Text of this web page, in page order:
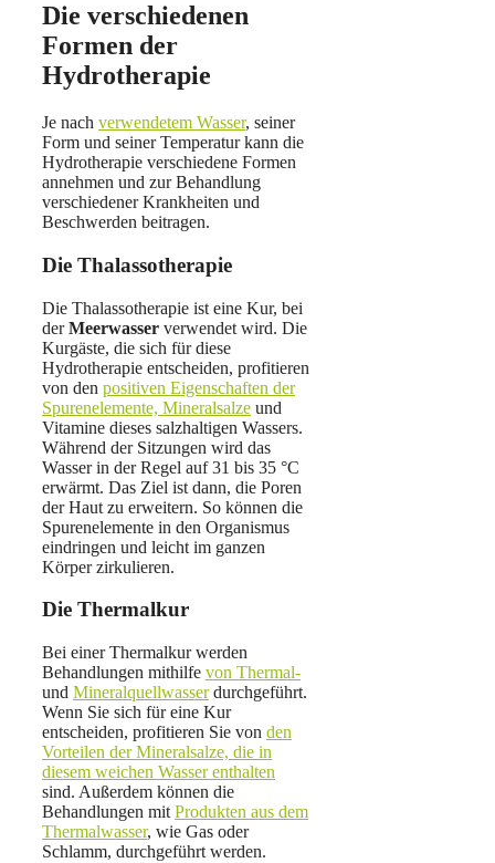
Die verschiedenen
Formen der
Hydrotherapie
Je nach verwendetem Wasser, seiner
Form und seiner Temperatur kann die
Hydrotherapie verschiedene Formen
annehmen und zur Behandlung
verschiedener Krankheiten und
Beschwerden beitragen.
Die Thalassotherapie
Die Thalassotherapie ist eine Kur, bei
derMeerwasser verwendet wird. Die
Kurgäste, die sich für diese
Hydrotherapie entscheiden, profitieren
von den positiven Eigenschaften der
Spurenelemente, Mineralsalze und
Vitamine dieses salzhaltigen Wassers.
Während der Sitzungen wird das
Wasser in der Regel auf 31 bis 35 °C
erwärmt. Das Ziel ist dann, die Poren
der Haut zu erweitern. So können die
Spurenelemente in den Organismus
eindringen und leicht im ganzen
Körper zirkulieren.
Die Thermalkur
Bei einer Thermalkur werden
Behandlungen mithilfe von Thermal-
und Mineralquellwasserdurchgeführt.
Wenn Sie sich für eine Kur
entscheiden, profitieren Sie von den
Vorteilen der Mineralsalze, die in
diesem weichen Wasser enthalten
sind. Außerdem können die
Behandlungen mit Produkten aus dem
Thermalwasser, wie Gas oder
Schlamm, durchgeführt werden.